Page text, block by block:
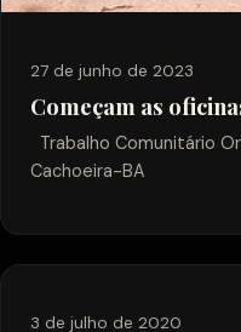
27 de junho de 2023
Começam as
Trabalho Comunitário
Cachoeira-BA
3 de julho de 2020